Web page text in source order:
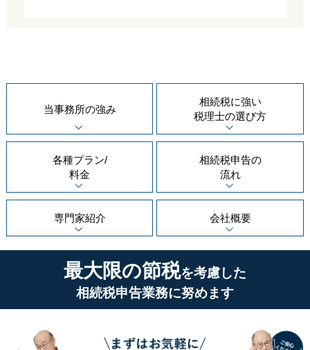
当事務所の強み
相続税に強い
税理士の選び方
各種プラン/
料金
相続税申告の
流れ
専門家紹介 会社概要
最大限の節税を考慮した
相続税申告業務に努めます